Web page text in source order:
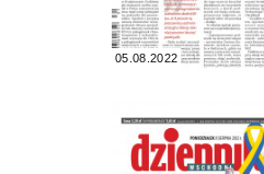
05.08.2022